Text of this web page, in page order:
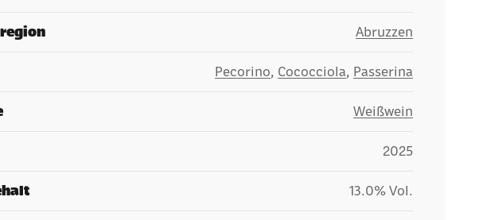
Abruzzen
Pecorino, Cococciola, Passerina
Weißwein
2025
13.0% Vol.